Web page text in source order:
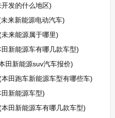
发的什么地区)
来新能源电动汽车)
来能源属于哪里)
新能源车有哪几款车型)
田新能源suv汽车报价)
田跑车新能源车型有哪些车)
新能源车型)
田新能源车有哪几款车型)